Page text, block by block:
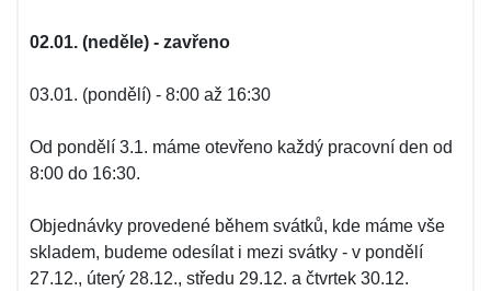
02.01. (neděle) - zavřeno
03.01. (pondělí) - 8:00 až 16:30
Od pondělí 3.1. máme otevřeno každý pracovní den od
8:00 do 16:30.
Objednávky provedené během svátků, kde máme vše
skladem, budeme odesílat i mezi svátky - v pondělí
27.12., úterý 28.12., středu 29.12. a čtvrtek 30.12.